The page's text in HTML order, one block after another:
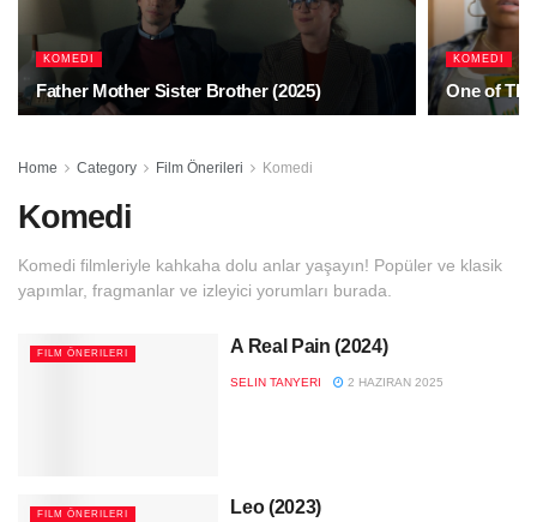
KOMEDI
Father Mother Sister Brother (2025)
KOMEDI
One of
Home Category Film Önerileri Komedi
Komedi
Komedi filmleriyle kahkaha dolu anlar yaşayın! Popüler ve klasik
yapımlar, fragmanlar ve izleyici yorumları burada.
FILM ÖNERILERI A Real Pain (2024)
SELIN TANYERI 2 HAZIRAN 2025
FILM ÖNERILERI Leo (2023)